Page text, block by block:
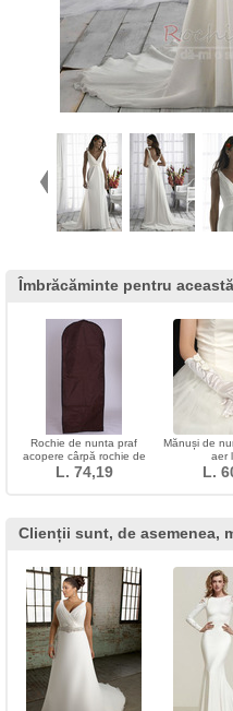
Îmbrăcăminte pentru
Rochie de nunta praf
acopere cârpă rochie de
mireasa rochie de praf de
imprimare
L. 74,19
Mănuși de
aer
L.
Clienții sunt, de asemenea,